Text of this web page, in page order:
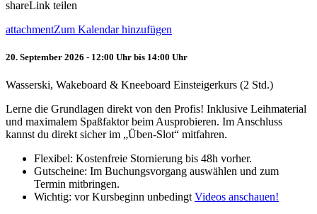
shareLink teilen
attachmentZum Kalendar hinzufügen
20. September 2026 - 12:00 Uhr bis 14:00 Uhr
Wasserski, Wakeboard & Kneeboard Einsteigerkurs (2 Std.)
Lerne die Grundlagen direkt von den Profis! Inklusive Leihmaterial
und maximalem Spaßfaktor beim Ausprobieren. Im Anschluss
kannst du direkt sicher im „Üben-Slot“ mitfahren.
Flexibel: Kostenfreie Stornierung bis 48h vorher.
Gutscheine: Im Buchungsvorgang auswählen und zum
Termin mitbringen.
Wichtig: vor Kursbeginn unbedingt Videos anschauen!